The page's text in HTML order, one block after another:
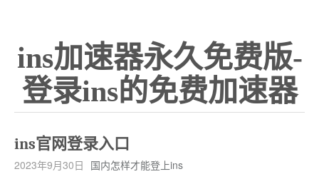
ins加速器永久免费版-
登录ins的免费加速器
ins官网登录入口
2023年9月30日 国内怎样才能登上ins